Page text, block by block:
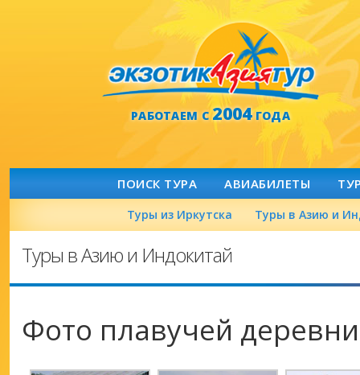
РАБОТАЕМ С2004ГОДА
ПОИСК ТУРА АВИАБИЛЕТЫ
Туры из Иркутска Туры в Азию и
Туры в Азию и Индокитай
Фото плавучей